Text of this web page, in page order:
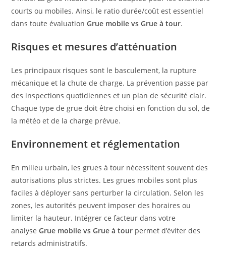
courts ou mobiles. Ainsi, le ratio durée/coût est essentiel
dans toute évaluationGrue mobile vs Grue à tour.
Risques et mesures d’atténuation
Les principaux risques sont le basculement, la rupture
mécanique et la chute de charge. La prévention passe par
des inspections quotidiennes et un plan de sécurité clair.
Chaque type de grue doit être choisi en fonction du sol, de
la météo et de la charge prévue.
Environnement et réglementation
En milieu urbain, les grues à tour nécessitent souvent des
autorisations plus strictes. Les grues mobiles sont plus
faciles à déployer sans perturber la circulation. Selon les
zones, les autorités peuvent imposer des horaires ou
limiter la hauteur. Intégrer ce facteur dans votre
analyseGrue mobile vs Grue à tour permet d’éviter des
retards administratifs.